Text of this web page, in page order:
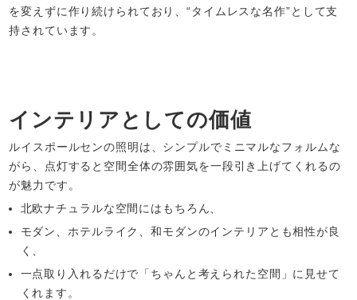
を変えずに作り続けられており、“タイムレスな名作”として支
持されています。
インテリアとしての価値
ルイスポールセンの照明は、シンプルでミニマルなフォルムな
がら、点灯すると空間全体の雰囲気を一段引き上げてくれるの
が魅力です。
北欧ナチュラルな空間にはもちろん、
モダン、ホテルライク、和モダンのインテリアとも相性が良
く、
一点取り入れるだけで「ちゃんと考えられた空間」に見せて
くれます。